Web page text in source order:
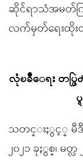
ဆိုင်ရာသံအမတ်ကြီ
လက်မှတ်ရေးထိုး
လုံၿခဳံေရး တပ္ဖ
သတင္းႏွင့္ မီဒီ
၂၀၂၁ ခုႏွစ္၊ မတ္